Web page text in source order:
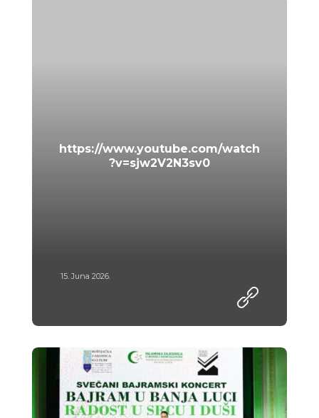
https://www.youtube.com/watch
?v=sjw2V2N3sv0
15. Juna 2026.